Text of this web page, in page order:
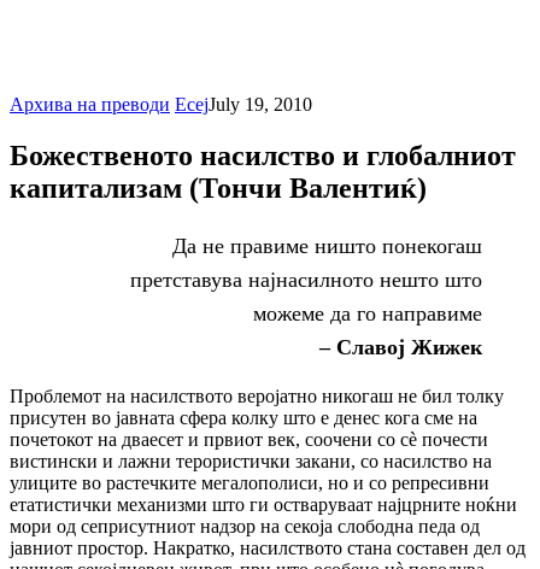
Архива на преводи ЕсејJuly 19, 2010
Божественото насилство и глобалниот
капитализам (Тончи Валентиќ)
Да не правиме ништо понекогаш
претставува најнасилното нешто што
можеме да го направиме
– Славој Жижек
Проблемот на насилството веројатно никогаш не бил толку
присутен во јавната сфера колку што е денес кога сме на
почетокот на дваесет и првиот век, соочени со сè почести
вистински и лажни терористички закани, со насилство на
улиците во растечките мегалополиси, но и со репресивни
етатистички механизми што ги остваруваат најцрните ноќни
мори од сеприсутниот надзор на секоја слободна педа од
јавниот простор. Накратко, насилството стана составен дел од